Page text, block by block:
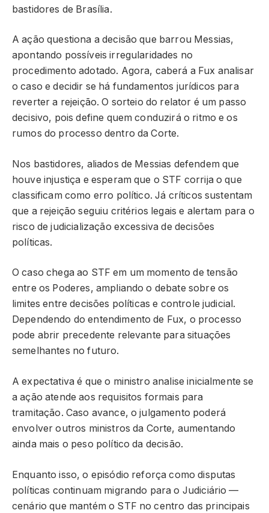
bastidores de Brasília.
A ação questiona a decisão que barrou Messias,
apontando possíveis irregularidades no
procedimento adotado. Agora, caberá a Fux analisar
o caso e decidir se há fundamentos jurídicos para
reverter a rejeição. O sorteio do relator é um passo
decisivo, pois define quem conduzirá o ritmo e os
rumos do processo dentro da Corte.
Nos bastidores, aliados de Messias defendem que
houve injustiça e esperam que o STF corrija o que
classificam como erro político. Já críticos sustentam
que a rejeição seguiu critérios legais e alertam para o
risco de judicialização excessiva de decisões
políticas.
O caso chega ao STF em um momento de tensão
entre os Poderes, ampliando o debate sobre os
limites entre decisões políticas e controle judicial.
Dependendo do entendimento de Fux, o processo
pode abrir precedente relevante para situações
semelhantes no futuro.
A expectativa é que o ministro analise inicialmente se
a ação atende aos requisitos formais para
tramitação. Caso avance, o julgamento poderá
envolver outros ministros da Corte, aumentando
ainda mais o peso político da decisão.
Enquanto isso, o episódio reforça como disputas
políticas continuam migrando para o Judiciário —
cenário que mantém o STF no centro das principais